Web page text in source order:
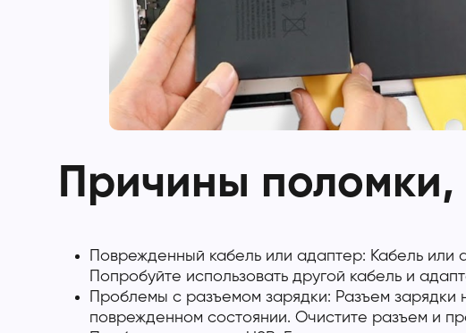
Причины поломки,
Поврежденный кабель или адаптер: Кабель или
Попробуйте использовать другой кабель и
Проблемы с разъемом зарядки: Разъем зарядки
поврежденном состоянии. Очистите разъем и